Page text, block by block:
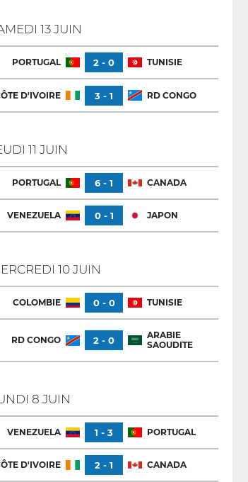
13 JUIN
PORTUGAL 2 - 0 TUNISIE
D'IVOIRE 3 - 1 RD CONGO
11 JUIN
PORTUGAL 6 - 1 CANADA
VENEZUELA 0 - 1 JAPON
10 JUIN
COLOMBIE 0 - 0 TUNISIE
RD CONGO 2 - 0
ARABIE
SAOUDITE
8 JUIN
VENEZUELA 1 - 3 PORTUGAL
D'IVOIRE 2 - 1 CANADA